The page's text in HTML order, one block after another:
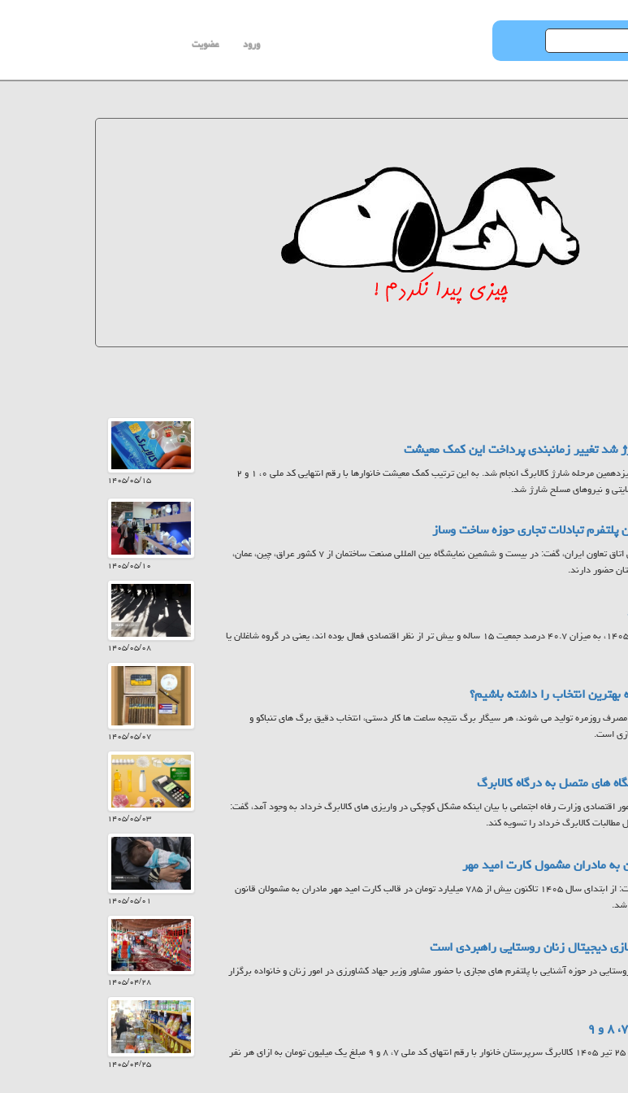
ورود عضویت
شد تغییر زمانبندی پرداخت این کمک معیشت
امروز پنجشنبه ۱۵ مرداد ۱۴۰۵ سیزدهمین مرحله شارژ کالابرگ انجام شد. به این ترتیب کمک معیشت خانوارها با رقم انتهایی کد ملی ۰، ۱ و ۲
و نیروهای مسلح شارژ شد.
۱۴۰۵/۰۵/۱۵
معاونت پشتیبانی و امور نمایشگاهی اتاق تعاون ایران، گفت: در بیست و ششمین نمایشگاه بین المللی صنعت ساختمان از ۷ کشور عراق، چین، عمان،
حضور دارند.
۱۴۰۵/۰۵/۱۰
مرکز آمار ایران اعلام کرد: در بهار ۱۴۰۵، به میزان ۴۰.۷ درصد جمعیت ۱۵ ساله و بیش تر از نظر اقتصادی فعال بوده اند، یعنی در گروه شاغلان یا
۱۴۰۵/۰۵/۰۸
انتخاب را داشته باشیم؟
روزمره تولید می شوند، هر سیگار برگ نتیجه ساعت ها کار دستی، انتخاب دقیق برگ های تنباکو و
است.
۱۴۰۵/۰۵/۰۷
های متصل به درگاه کالابرگ
اقتصادی وزارت رفاه اجتماعی با بیان اینکه مشکل کوچکی در واریزی های کالابرگ خرداد به وجود آمد، گفت:
۱۴۰۵/۰۵/۰۳
به گزارش حراج کن یک مسئول گفت: از ابتدای سال ۱۴۰۵ تاکنون بیش از ۷۸۵ میلیارد تومان در قالب کارت امید مهر مادران به مشمولان قانون
شد.
۱۴۰۵/۰۵/۰۱
دیجیتال زنان روستایی راهبردی است
در حوزه آشنایی با پلتفرم های مجازی با حضور مشاور وزیر جهاد کشاورزی در امور زنان و خانواده برگزار
۱۴۰۵/۰۴/۲۸
به گزارش حراج کن امروز پنجشنبه ۲۵ تیر ۱۴۰۵ کالابرگ سرپرستان خانوار با رقم انتهای کد ملی ۷، ۸ و ۹ مبلغ یک میلیون تومان به ازای هر نفر
۱۴۰۵/۰۴/۲۵